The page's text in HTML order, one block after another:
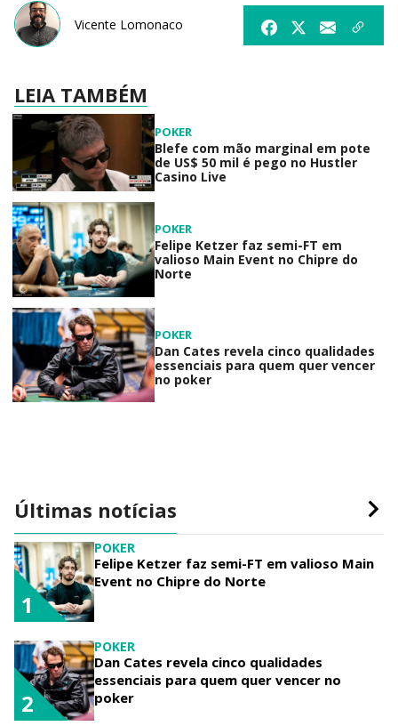
Vicente Lomonaco
LEIA TAMBÉM
POKER
Blefe com mão marginal em pote
de US$ 50 mil é pego no Hustler
Casino Live
POKER
Felipe Ketzer faz semi-FT em
valioso Main Event no Chipre do
Norte
POKER
Dan Cates revela cinco qualidades
essenciais para quem quer vencer
no poker
Últimas notícias
POKER
Felipe Ketzer faz semi-FT em valioso Main
Event no Chipre do Norte
1
POKER
Dan Cates revela cinco qualidades
essenciais para quem quer vencer no
poker
2